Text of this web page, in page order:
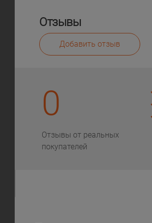
Отзывы
Добавить отзыв
0
Отзывы от реальных
покупателей